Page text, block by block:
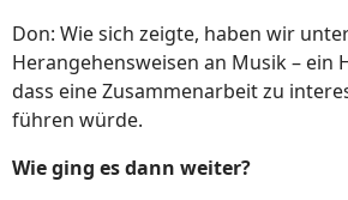
Don: Wie sich zeigte, haben wir
Herangehensweisen an Musik – ein
dass eine Zusammenarbeit zu
führen würde.
Wie ging es dann weiter?